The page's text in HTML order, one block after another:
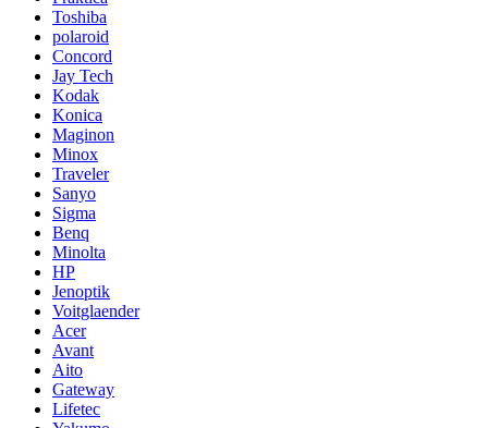
Toshiba
polaroid
Concord
Jay Tech
Kodak
Konica
Maginon
Minox
Traveler
Sanyo
Sigma
Benq
Minolta
HP
Jenoptik
Voitglaender
Acer
Avant
Aito
Gateway
Lifetec